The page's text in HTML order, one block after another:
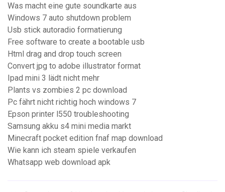
Was macht eine gute soundkarte aus
Windows 7 auto shutdown problem
Usb stick autoradio formatierung
Free software to create a bootable usb
Html drag and drop touch screen
Convert jpg to adobe illustrator format
Ipad mini 3 lädt nicht mehr
Plants vs zombies 2 pc download
Pc fährt nicht richtig hoch windows 7
Epson printer l550 troubleshooting
Samsung akku s4 mini media markt
Minecraft pocket edition fnaf map download
Wie kann ich steam spiele verkaufen
Whatsapp web download apk